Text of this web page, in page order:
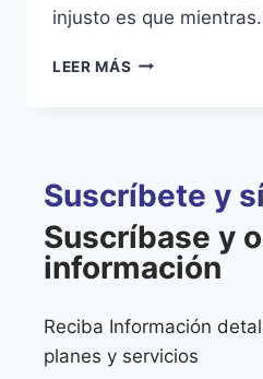
injusto es que
LEER MÁS
Suscríbete y
Suscríbase y
información
Reciba Información
planes y servicios